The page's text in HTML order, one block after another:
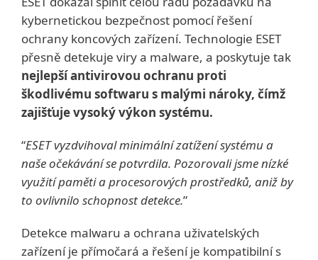
kybernetickou bezpečnost pomocí řešení
ochrany koncových zařízení. Technologie ESET
přesně detekuje viry a malware, a poskytuje tak
nejlepší antivirovou ochranu proti
škodlivému softwaru s malými nároky, čímž
zajišťuje vysoký výkon systému.
“ESET vyzdvihoval minimální zatížení systému a
naše očekávání se potvrdila. Pozorovali jsme nízké
využití paměti a procesorových prostředků, aniž by
to ovlivnilo schopnost detekce.”
Detekce malwaru a ochrana uživatelských
zařízení je přímočará a řešení je kompatibilní s